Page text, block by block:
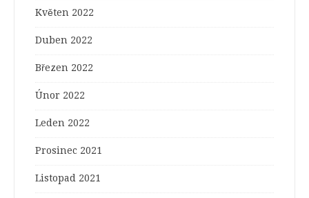
Květen 2022
Duben 2022
Březen 2022
Únor 2022
Leden 2022
Prosinec 2021
Listopad 2021